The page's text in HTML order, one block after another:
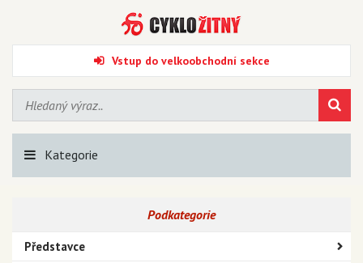
Vstup do velkoobchodní sekce
Kategorie
Podkategorie
Představce